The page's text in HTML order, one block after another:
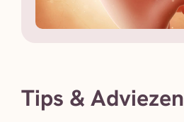
Tips & Adviezen